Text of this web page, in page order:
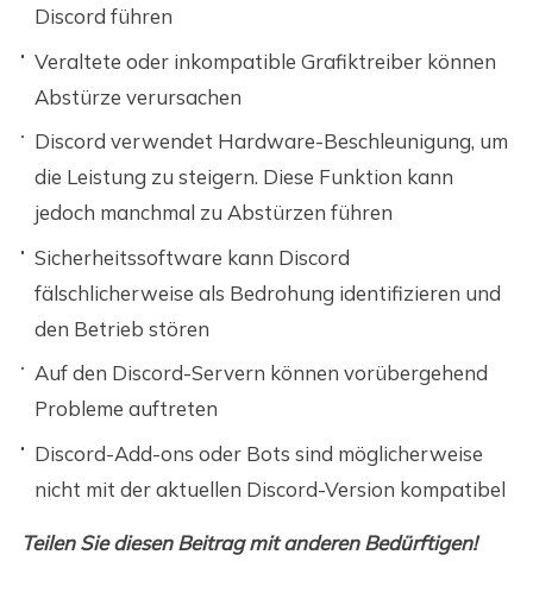
Discord führen
Veraltete oder inkompatible Grafiktreiber können
Abstürze verursachen
Discord verwendet Hardware-Beschleunigung, um
die Leistung zu steigern. Diese Funktion kann
jedoch manchmal zu Abstürzen führen
Sicherheitssoftware kann Discord
fälschlicherweise als Bedrohung identifizieren und
den Betrieb stören
Auf den Discord-Servern können vorübergehend
Probleme auftreten
Discord-Add-ons oder Bots sind möglicherweise
nicht mit der aktuellen Discord-Version kompatibel
Teilen Sie diesen Beitrag mit anderen Bedürftigen!